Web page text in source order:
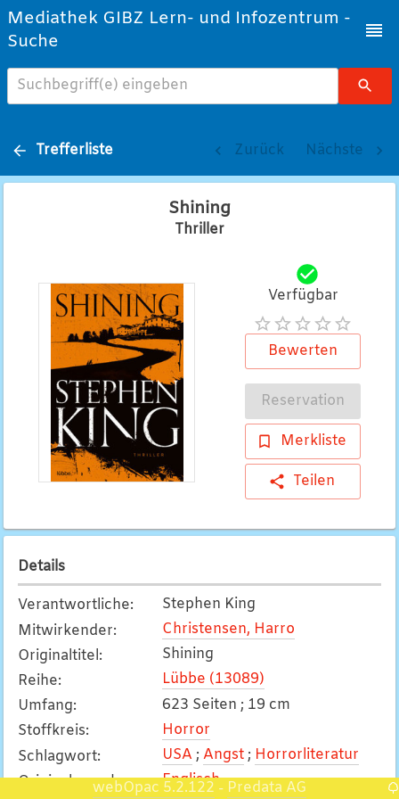
Mediathek GIBZ Lern- und Infozentrum -
Suche
Suchbegriff(e) eingeben
Trefferliste Zurück Nächste
Shining
Thriller
Verfügbar
Bewerten
Reservation
Merkliste
Teilen
Details
Verantwortliche:
Stephen King
Mitwirkender:
Christensen, Harro
Originaltitel:
Shining
Reihe:
Lübbe (13089)
Umfang:
623 Seiten ; 19 cm
Stoffkreis:
Horror
Schlagwort: USA ; Angst ; Horrorliteratur
Originalsprache:
Englisch
webOpac 5.2.122 - Predata AG